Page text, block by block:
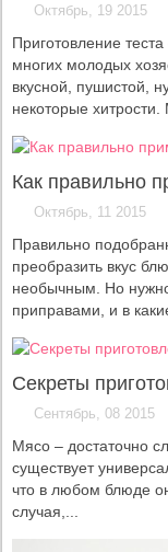
Октябрь, 19 2015
Приготовление
многих молодых
вкусной, пушистой,
некоторые хитрости.
Как правильно
Октябрь, 11 2015
Правильно
преобразить вкус
необычным. Но
приправами, и в
Cекреты
Сентябрь, 08 2015
Мясо – достаточно
существует
что в любом блюде
случая,...